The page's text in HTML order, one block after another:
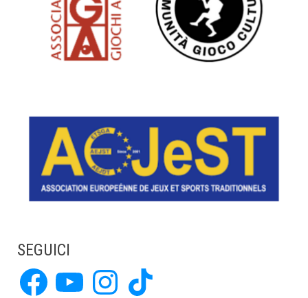
SEGUICI
FacebookYouTube Instagram TikTok